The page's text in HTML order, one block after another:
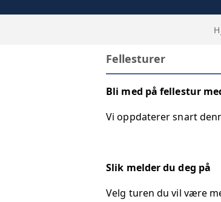
Fellesturer
Bli med på fellestur
Vi oppdaterer snart
Slik melder du deg på
Velg turen du vil være